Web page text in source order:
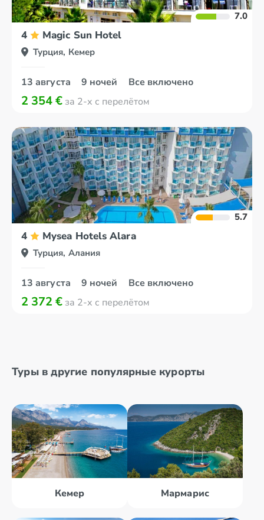
7.0
4 Magic Sun Hotel
Турция, Кемер
13 августа 9 ночей Все включено
2 354 € за 2-х с перелётом
5.7
4 Mysea Hotels Alara
Турция, Алания
13 августа 9 ночей Все включено
2 372 € за 2-х с перелётом
Туры в другие популярные курорты
Кемер Мармарис